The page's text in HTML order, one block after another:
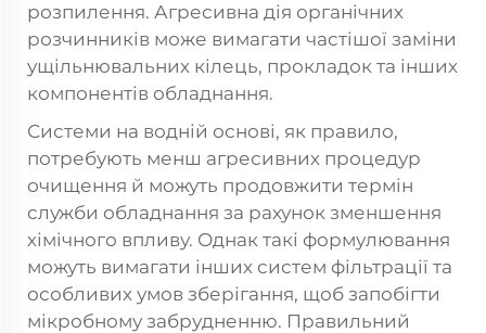
розпилення. Агресивна дія органічних
розчинників може вимагати частішої заміни
ущільнювальних кілець, прокладок та інших
компонентів обладнання.
Системи на водній основі, як правило,
потребують менш агресивних процедур
очищення й можуть продовжити термін
служби обладнання за рахунок зменшення
хімічного впливу. Однак такі формулювання
можуть вимагати інших систем фільтрації та
особливих умов зберігання, щоб запобігти
мікробному забрудненню. Правильний